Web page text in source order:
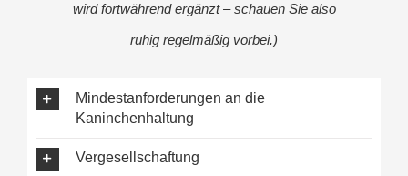
wird fortwährend ergänzt – schauen Sie also
ruhig regelmäßig vorbei.)
Mindestanforderungen an die
Kaninchenhaltung
Vergesellschaftung